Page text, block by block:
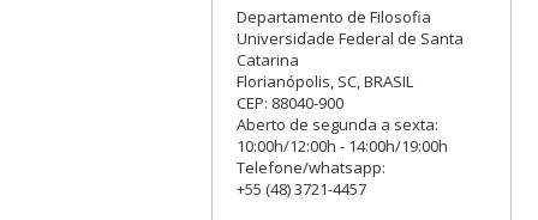
Departamento de Filosofia
Universidade Federal de Santa
Catarina
Florianópolis, SC, BRASIL
CEP: 88040-900
Aberto de segunda a sexta:
10:00h/12:00h - 14:00h/19:00h
Telefone/whatsapp:
+55 (48) 3721-4457